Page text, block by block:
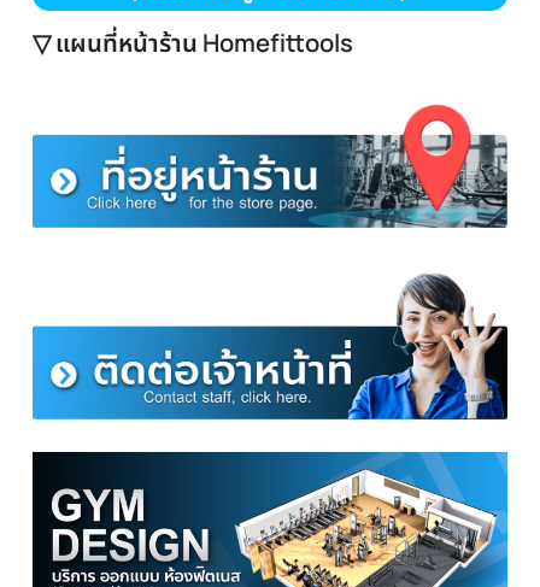
กด ปรึกษาพนักงาน
(เลือกไม่ถูกปรึกษาฟรี)
▽ แผนที่หน้าร้าน Homefittools